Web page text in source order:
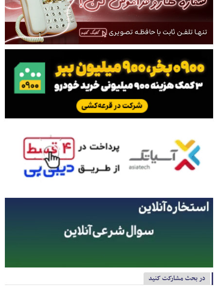
در بحث مشارکت کنید